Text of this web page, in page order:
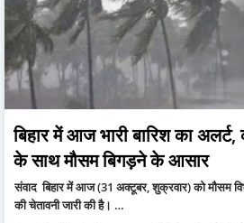
बिहार में आज भारी बारिश का
के साथ मौसम बिगड़ने के आसार
संवाद बिहार में आज (31 अक्टूबर, शुक्रवार) को मौसम
की चेतावनी जारी की है। …